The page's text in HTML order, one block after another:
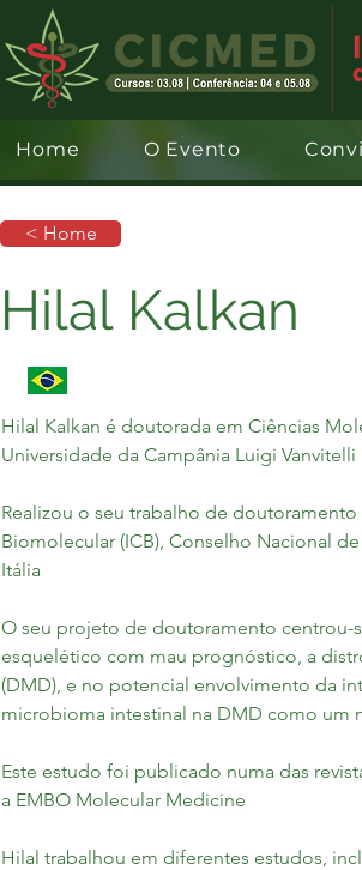
Home O Evento
< Home
Hilal Kalkan
Hilal Kalkan é doutorada em Ciências
Universidade da Campânia Luigi Vanvitelli
Realizou o seu trabalho de
Biomolecular (ICB), Conselho Nacional
Itália
O seu projeto de doutoramento centrou-
esquelético com mau prognóstico, a
(DMD), e no potencial envolvimento da
microbioma intestinal na DMD como um
Este estudo foi publicado numa das
a EMBO Molecular Medicine
Hilal trabalhou em diferentes estudos,